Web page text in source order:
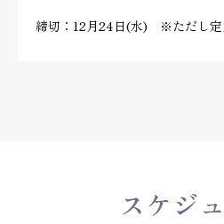
締切：12月24日(水) ※ただし定
スケジ